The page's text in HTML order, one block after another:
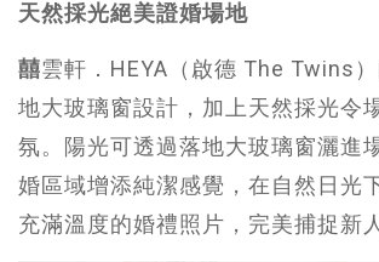
天然採光絕美證婚場地
囍雲軒．HEYA（啟德 The Twins
地大玻璃窗設計，加上天然採光令
氛。陽光可透過落地大玻璃窗灑進
婚區域增添純潔感覺，在自然日光
充滿溫度的婚禮照片，完美捕捉新